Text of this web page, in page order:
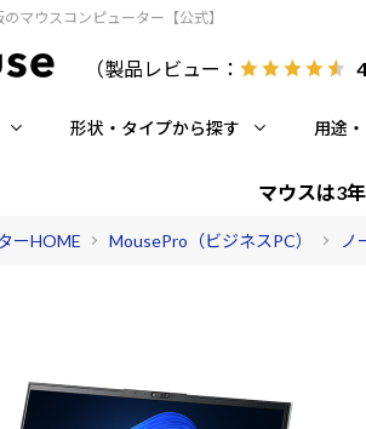
マウスコンピューター【公式】
（製品レビュー：
形状・タイプから探す 用途
マウスは3
ーHOME MousePro（ビジネスPC） ノ